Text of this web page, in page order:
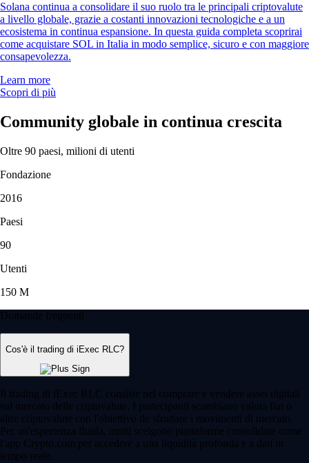
Solana continua a consolidare il suo ruolo tra le principali criptovalute
a livello globale, grazie a costanti innovazioni tecnologiche e a un
ecosistema in continua espansione. In questa guida completa scoprirai
come acquistare SOL in Italia in modo semplice, sicuro e con maggiore
consapevolezza.
Learn more
Scopri di più
Community globale in continua crescita
Oltre 90 paesi, milioni di utenti
Fondazione
2016
Paesi
90
Utenti
150 M
Domande frequenti
Cos'è il trading di iExec RLC?
Il trading di iExec RLC consiste nel comprare e vendere asset digitali
sul mercato delle criptovalute. I partecipanti scambiano valuta fiat o
altre criptovalute con l'obiettivo de sfruttare i movimenti di mercato.
Per un'esperienza fluida, molti scelgono piattaforme consolidate come
l'app Crypto.com per accedere a una liquidità profonda e a dati in
tempo reale.